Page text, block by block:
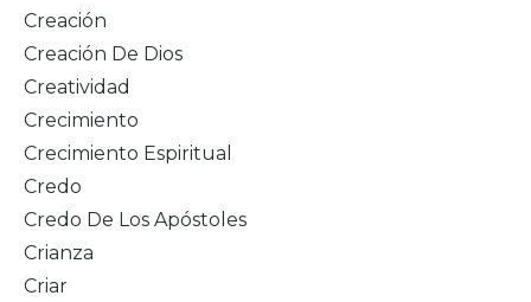
Creación
Creación De Dios
Creatividad
Crecimiento
Crecimiento Espiritual
Credo
Credo De Los Apóstoles
Crianza
Criar